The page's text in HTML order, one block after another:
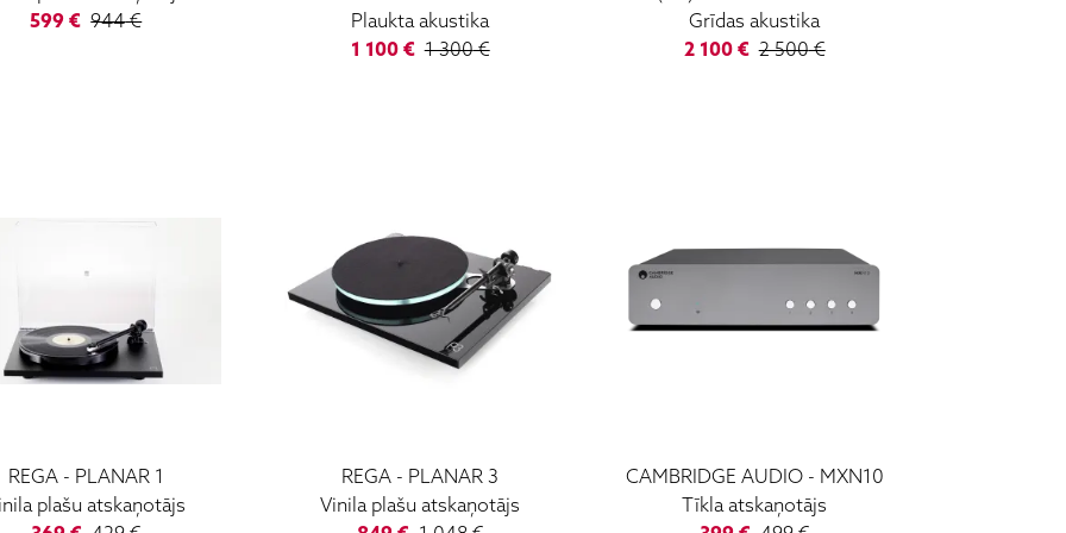
599 € 944€
Plaukta akustika
1 100€ 1 300€
Grīdas akustika
2 100€ 2 500€
REGA- PLANAR 1
plašu atskaņotājs
REGA - PLANAR 3
Vinila plašu atskaņotājs
CAMBRIDGE AUDIO- MXN10
Tīkla atskaņotājs